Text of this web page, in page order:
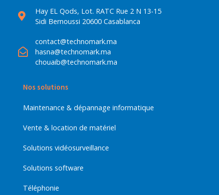
Hay EL Qods, Lot. RATC Rue 2 N 13-15
Sidi Bernoussi 20600 Casablanca
contact@technomark.ma
hasna@technomark.ma
chouaib@technomark.ma
Nos solutions
Maintenance & dépannage informatique
Vente & location de matériel
Solutions vidéosurveillance
Solutions software
Téléphonie